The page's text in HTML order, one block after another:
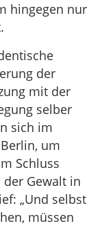
hingegen nur
der
mit der
selber
sich im
um
Schluss
der Gewalt in
„Und selbst
müssen